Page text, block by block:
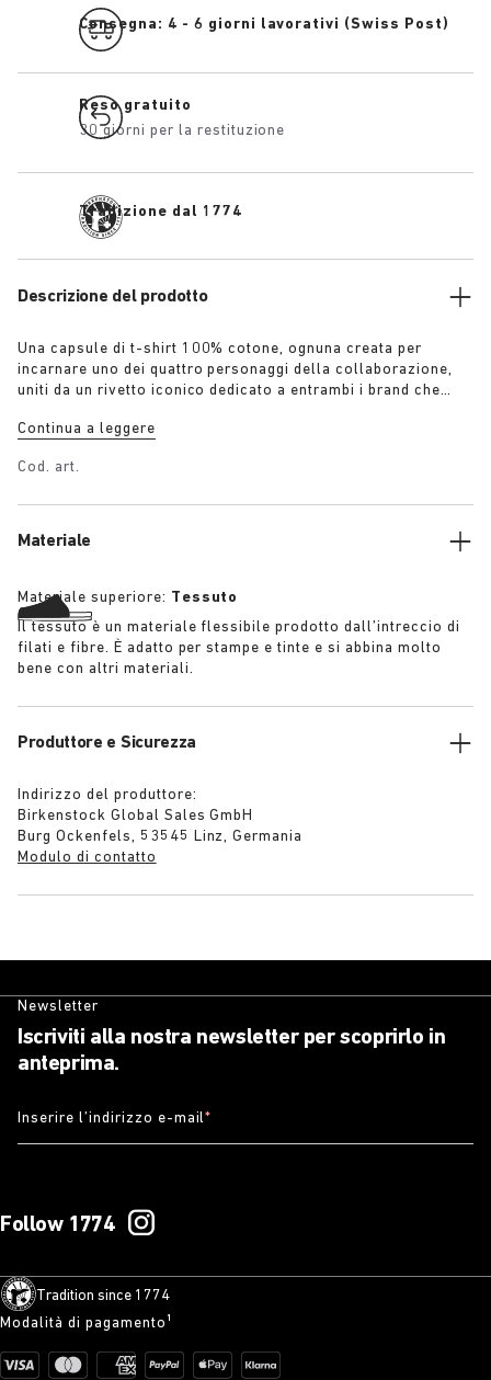
Consegna: 4 - 6 giorni lavorativi (Swiss Post)
Reso gratuito
30 giorni per la restituzione
Tradizione dal 1774
Descrizione del prodotto
Una capsule di t-shirt 100% cotone, ognuna creata per
incarnare uno dei quattro personaggi della collaborazione,
uniti da un rivetto iconico dedicato a entrambi i brand che
applicazione floreale in crochet in army green sovratinto
patina da usura “Il ribelle” – T-shirt invecchiata in nero
Continua a leggere
Cod. art.
Materiale
Materiale superiore: Tessuto
Il tessuto è un materiale flessibile prodotto dall’intreccio di
filati e fibre. È adatto per stampe e tinte e si abbina molto
bene con altri materiali.
Produttore e Sicurezza
Indirizzo del produttore:
Birkenstock Global Sales GmbH
Burg Ockenfels, 53545 Linz, Germania
Modulo di contatto
Newsletter
Iscriviti alla nostra newsletter per scoprirlo in
anteprima.
Inserire l’indirizzo e-mail*
Follow 1774
Tradition since 1774
Modalità di pagamento¹